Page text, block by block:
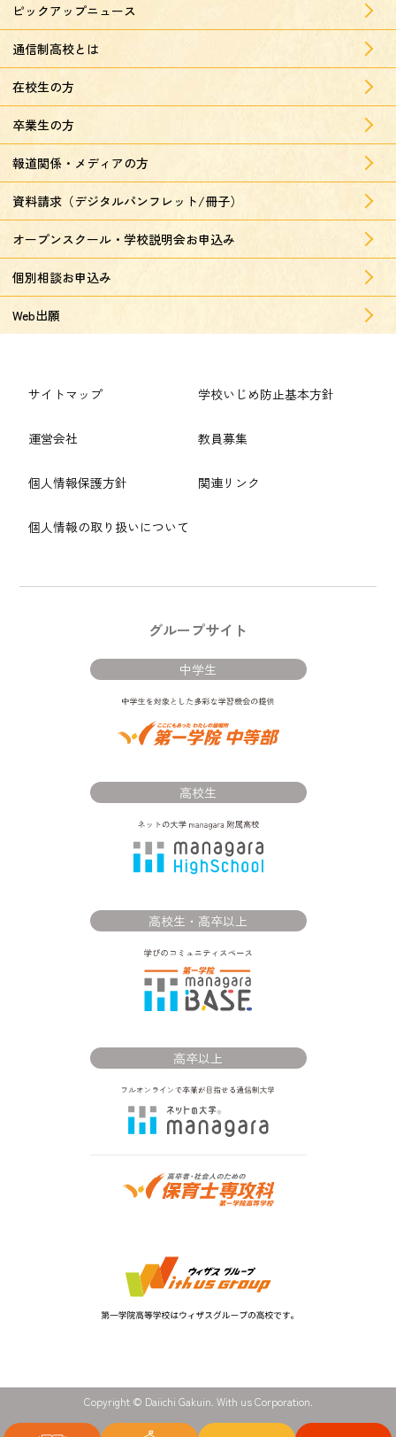
ピックアップニュース
通信制高校とは
在校生の方
卒業生の方
報道関係・メディアの方
資料請求（デジタルパンフレット/冊子）
オープンスクール・学校説明会お申込み
個別相談お申込み
Web出願
サイトマップ
運営会社
個人情報保護方針
個人情報の取り扱いについて
学校いじめ防止基本方針
教員募集
関連リンク
グループサイト
中学生
高校生
高校生・高卒以上
高卒以上
Copyright © Daiichi Gakuin. With us Corporation.